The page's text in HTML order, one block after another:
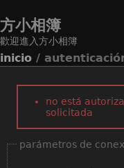
方小相簿
歡迎進入方小相簿
inicio /
no está
solicitada
parámetros de